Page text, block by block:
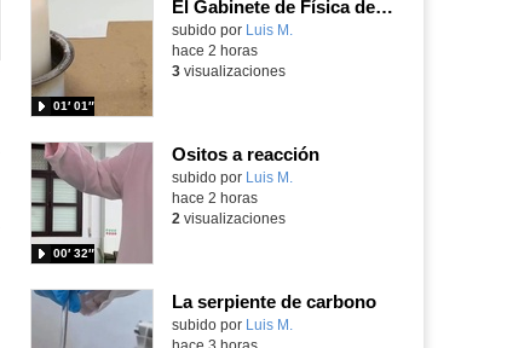
pantalla
El Gabinete de Física del IES Enrique Tierno Galván de Parla (Curso 25-26)
Contenido educativo.
subido por Luis M.
01′ 01″
hace 2 horas
3visualizaciones
Ositos a reacción
Contenido educativo.
subido por Luis M.
00′ 32″
hace 2 horas
2 visualizaciones
La serpiente de carbono
Contenido educativo.
subido por Luis M.